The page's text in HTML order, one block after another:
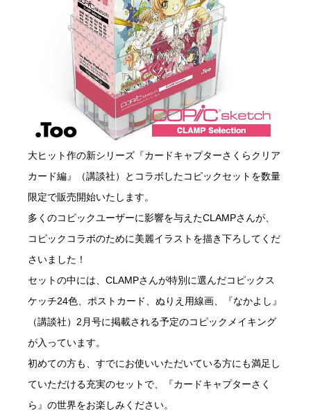
大ヒット作の新シリーズ『カードキャプターさくらクリア
カード編』（講談社）とコラボしたコピックセットを数量
限定で販売開始いたします。
多くのコピックユーザーに影響を与えたCLAMPさんが、
コピックコラボのために美麗イラストを描き下ろしてくだ
さいました！
セットの中には、CLAMPさんが特別に選んだコピックス
ケッチ24色、ポストカード、ぬりえ用線画、『なかよし』
（講談社）2月号に掲載される予定のコピックメイキング
が入っています。
初めての方も、すでにお使いいただいている方にも満足し
ていただける充実のセットで、『カードキャプターさく
ら』の世界をお楽しみください。